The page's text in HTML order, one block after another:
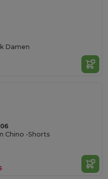
Damen
Chino -Shorts